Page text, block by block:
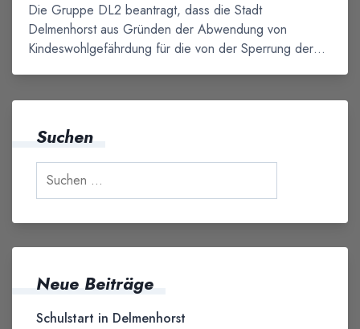
Die Gruppe DL2 beantragt, dass die Stadt
Delmenhorst aus Gründen der Abwendung von
Kindeswohlgefährdung für die von der Sperrung der…
Suchen
Neue Beiträge
Schulstart in Delmenhorst